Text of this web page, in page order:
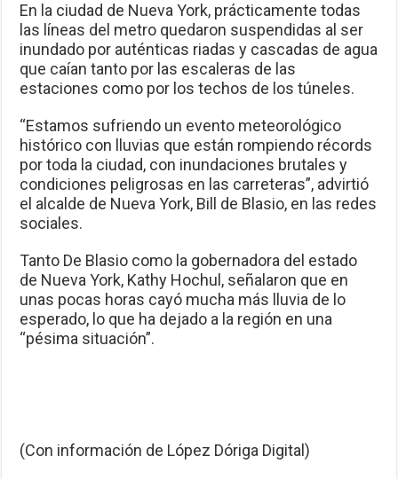
En la ciudad de Nueva York, prácticamente todas
las líneas del metro quedaron suspendidas al ser
inundado por auténticas riadas y cascadas de agua
que caían tanto por las escaleras de las
estaciones como por los techos de los túneles.
“Estamos sufriendo un evento meteorológico
histórico con lluvias que están rompiendo récords
por toda la ciudad, con inundaciones brutales y
condiciones peligrosas en las carreteras”, advirtió
el alcalde de Nueva York, Bill de Blasio, en las redes
sociales.
Tanto De Blasio como la gobernadora del estado
de Nueva York, Kathy Hochul, señalaron que en
unas pocas horas cayó mucha más lluvia de lo
esperado, lo que ha dejado a la región en una
“pésima situación”.
(Con información de López Dóriga Digital)